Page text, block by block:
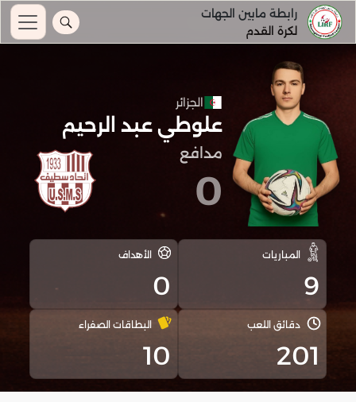
رابطة مابين الجهات
لكرة القدم
الجزائر
علوطي عبد الرحيم
مدافع
0
المباريات
9
الأهداف
0
دقائق اللعب
201
البطاقات الصفراء
10